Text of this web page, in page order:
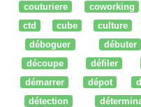
couturiere
coworking
ctd
cube culture
déboguer
débuter
découpe
défiler
démarrer
dépot
détection